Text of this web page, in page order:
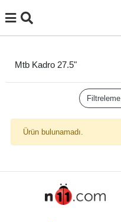
Mtb Kadro 27.5"
Filtreleme
Ürün bulunamadı.